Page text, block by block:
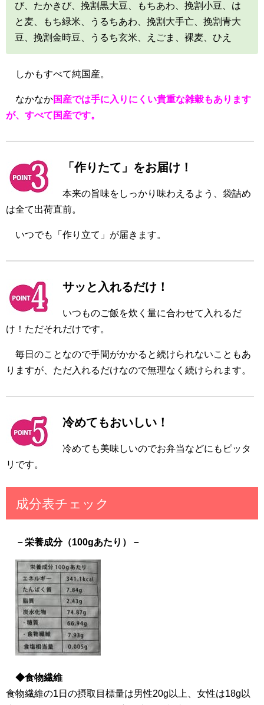
び、たかきび、挽割黒大豆、もちあわ、挽割小豆、は
と麦、もち緑米、うるちあわ、挽割大手亡、挽割青大
豆、挽割金時豆、うるち玄米、えごま、裸麦、ひえ
しかもすべて純国産。
なかなか国産では手に入りにくい貴重な雑穀もあります
が、すべて国産です。
「作りたて」をお届け！
本来の旨味をしっかり味わえるよう、袋詰め
は全て出荷直前。
いつでも「作り立て」が届きます。
サッと入れるだけ！
いつものご飯を炊く量に合わせて入れるだ
け！ただそれだけです。
毎日のことなので手間がかかると続けられないこともあ
りますが、ただ入れるだけなので無理なく続けられます。
冷めてもおいしい！
冷めても美味しいのでお弁当などにもピッタ
リです。
成分表チェック
－栄養成分（100gあたり）－
◆食物繊維
食物繊維の1日の摂取目標量は男性20g以上、女性は18g以